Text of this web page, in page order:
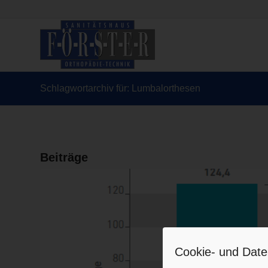
Cookie- und
Schlagwortarchiv für: Lumbalorthesen
Beiträge